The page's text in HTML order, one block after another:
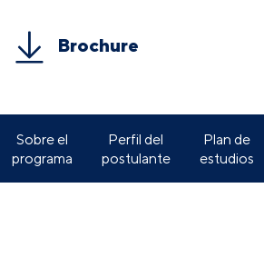
Brochure
Sobre el
programa
Perfil del
postulante
Plan de
estudios